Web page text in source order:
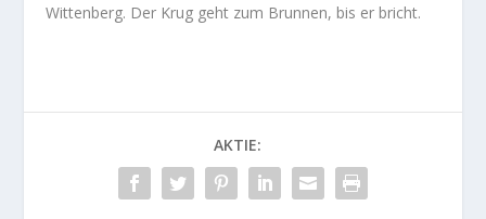
Wittenberg. Der Krug geht zum Brunnen, bis er bricht.
AKTIE: